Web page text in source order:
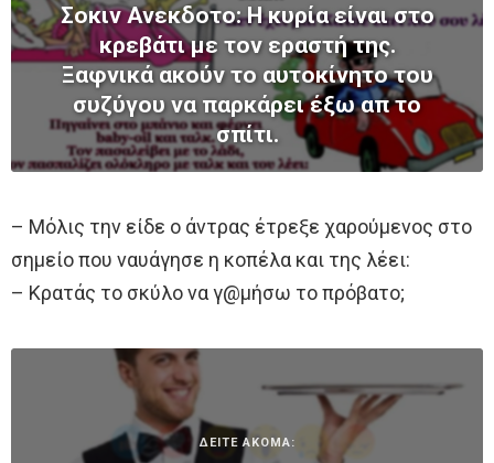
Σoκιv Ανεκδοτο: Η κυρία είναι στο
κρεβάτι με τον εραστή της.
Ξαφνικά ακούν το αυτοκίνητο του
συζύγου να παρκάρει έξω απ το
σπίτι.
– Μόλις την είδε ο άντρας έτρεξε χαρούμενος στο
σημείο που ναυάγησε η κοπέλα και της λέει:
– Κρατάς το σκύλο να γ@μήσω το πρόβατο;
ΔΕΙΤΕ ΑΚΟΜΑ: